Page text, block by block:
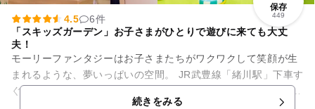
保存
449
4.5
6件
「スキッズガーデン」お子さまがひとりで遊びに来ても大丈
夫！
モーリーファンタジーはお子さまたちがワクワクして笑顔が生
まれるような、夢いっぱいの空間。 JR武豊線「緒川駅」下車す
ぐとアクセスの良いイオンモール東浦に出店しています。 ショ
続きをみる